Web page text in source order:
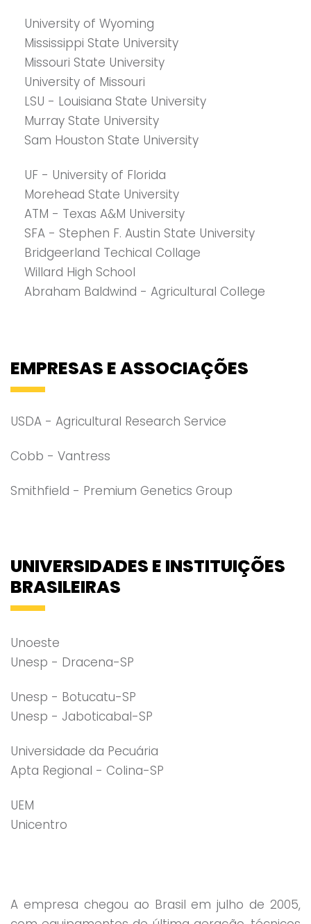
University of Wyoming
Mississippi State University
Missouri State University
University of Missouri
LSU - Louisiana State University
Murray State University
Sam Houston State University
UF - University of Florida
Morehead State University
ATM - Texas A&M University
SFA - Stephen F. Austin State University
Bridgeerland Techical Collage
Willard High School
Abraham Baldwind - Agricultural College
EMPRESAS E ASSOCIAÇÕES
USDA - Agricultural Research Service
Cobb - Vantress
Smithfield - Premium Genetics Group
UNIVERSIDADES E INSTITUIÇÕES
BRASILEIRAS
Unoeste
Unesp - Dracena-SP
Unesp - Botucatu-SP
Unesp - Jaboticabal-SP
Universidade da Pecuária
Apta Regional - Colina-SP
UEM
Unicentro
A empresa chegou ao Brasil em julho de 2005,